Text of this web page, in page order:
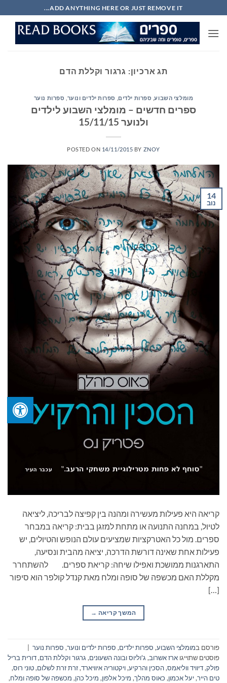
to
content
ADD ANYTHING HERE OR JUST REMOVE IT...
תג ארכיון: גרגור וקללת הדם
מומלצי השבוע, ספרות ילדים ספרות ילדים ונוער ספרות נוער
ספרים חדשים – מומלצי השבוע לילדים
ולנוער 15/11/15
POSTED ON 14/11/2015 BY ZNOY
14
נוב
קריאה היא פעילות מעשירה ומהנה בין קפיצה לבריכה, ליציאה
לטיול, במחנה התנועה או מתחת למזגן בבית: קריאה במבחר
ספרים. מול כל האטרקציות שמציעים עולם הנופש והטיולים, יש
פעילות אחת שאינה דורשת הדרכה, יציאה מהבית ונסיעה,
התארגנות ממושכת ואפילו שיחה: קריאת ספרים. להשתחרר
מקללת האם מכשפה של סופה ומלח מאת קנדל קולפר הוא סיפור
[…]
המשך קריאה →
פורסם במומלצי השבוע, ספרות ילדים, ספרות ילדים ונוער, ספרות נוער
פוסטים שתוייגו ארז אשרוב, ג'וליוס ובונה השעונים, גרגור וקללת הדם,דורית בריל
פולק,דיוויד ווליאמס,הסכין והרקיע,ויקטוריה איוויארד,זרת זרת לשלום,טוני רוס,
טים הייר,יעל אכמון, כאוס מהלך, מיכל אלפון, מיכל כהן, מכשפה של סופה ומלח,